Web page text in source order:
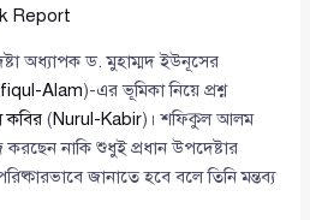
Report
অধ্যাপক ড. মুহাম্মদ ইউনূসের
Alam)-এর ভূমিকা নিয়ে প্রশ্ন
(Nurul-Kabir)। শফিকুল আলম
নাকি শুধুই প্রধান উপদেষ্টার
জানাতে হবে বলে তিনি মন্তব্য